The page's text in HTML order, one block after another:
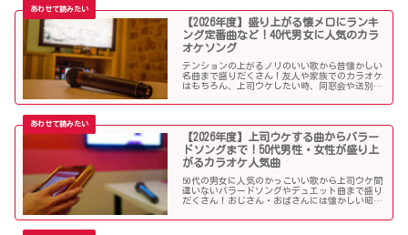
【2026年度】盛り上がる懐メロにランキ
ング定番曲など！40代男女に人気のカラ
オケソング
テンションの上がるノリのいい歌から昔懐かしい
名曲まで盛りだくさん！友人や家族でのカラオケ
はもちろん、上司ウケしたい時、同窓会や送別会
ッとくるようなカラオケソングを探している方も
【2026年度】上司ウケする曲からバラー
ドソングまで！50代男性・女性が盛り上
がるカラオケ人気曲
50代の男女に人気のかっこいい歌から上司ウケ間
違いないバラードソングやデュエット曲まで盛り
だくさん！おじさん・おばさんには懐かしい昭和
懐メロも多数。みんなが知っている曲は音痴でも